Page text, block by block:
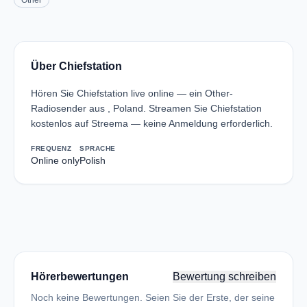
Über Chiefstation
Hören Sie Chiefstation live online — ein Other-
Radiosender aus , Poland. Streamen Sie Chiefstation
kostenlos auf Streema — keine Anmeldung erforderlich.
FREQUENZ
Online only
SPRACHE
Polish
Hörerbewertungen Bewertung schreiben
Noch keine Bewertungen. Seien Sie der Erste, der seine